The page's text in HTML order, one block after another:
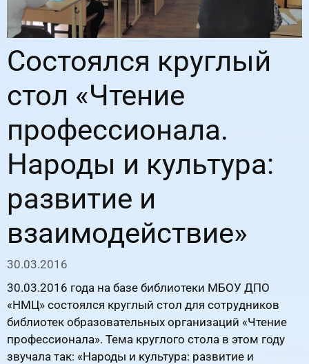
Состоялся круглый
стол «Чтение
профессионала.
Народы и культура:
развитие и
взаимодействие»
30.03.2016
30.03.2016 года на базе библиотеки МБОУ ДПО
«НМЦ» состоялся круглый стол для сотрудников
библиотек образовательных организаций «Чтение
профессионала». Тема круглого стола в этом году
звучала так: «Народы и культура: развитие и